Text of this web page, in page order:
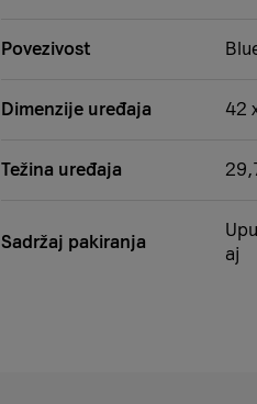
Povezivost
Dimenzije uređaja 42
Težina uređaja
Sadržaj pakiranja
aj